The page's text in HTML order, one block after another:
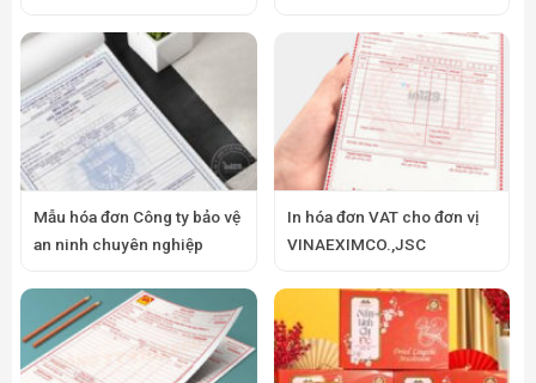
Mẫu hóa đơn Công ty bảo vệ
an ninh chuyên nghiệp
In hóa đơn VAT cho đơn vị
VINAEXIMCO.,JSC